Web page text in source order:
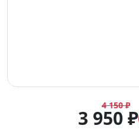
4 150 ₽
3 950 ₽